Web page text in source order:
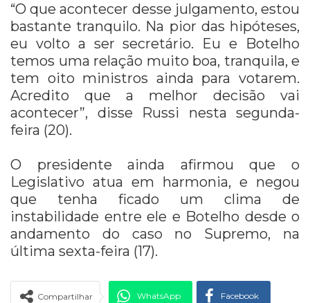
“O que acontecer desse julgamento, estou
bastante tranquilo. Na pior das hipóteses,
eu volto a ser secretário. Eu e Botelho
temos uma relação muito boa, tranquila, e
tem oito ministros ainda para votarem.
Acredito que a melhor decisão vai
acontecer”, disse Russi nesta segunda-
feira (20).
O presidente ainda afirmou que o
Legislativo atua em harmonia, e negou
que tenha ficado um clima de
instabilidade entre ele e Botelho desde o
andamento do caso no Supremo, na
última sexta-feira (17).
Compartilhar WhatsApp Facebook